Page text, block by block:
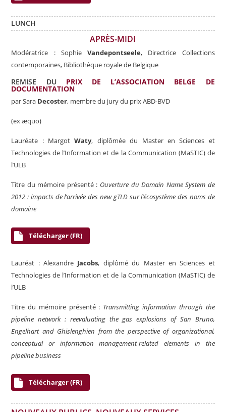
LUNCH
APRÈS-MIDI
Modératrice : SophieVandepontseele, Directrice Collections
contemporaines, Bibliothèque royale de Belgique
REMISE DU PRIX DE L’ASSOCIATION BELGE DE
DOCUMENTATION
parSara Decoster, membre du jury du prix ABD-BVD
(ex æquo)
Lauréate : MargotWaty, diplômée du Master en Sciences et
Technologies de l’Information et de la Communication (MaSTIC) de
l’ULB
Titre du mémoire présenté : Ouverture du Domain Name System de
2012 : impacts de l’arrivée des new gTLD sur l’écosystème des noms de
domaine
Télécharger (FR)
Lauréat : Alexandre Jacobs, diplômé du Master en Sciences et
Technologies de l’Information et de la Communication (MaSTIC) de
l’ULB
Titre du mémoire présenté : Transmitting information through the
pipeline network : reevaluating the gas explosions of San Bruno,
Engelhart and Ghislenghien from the perspective of organizational,
conceptual or information management-related elements in the
pipeline business
Télécharger (FR)